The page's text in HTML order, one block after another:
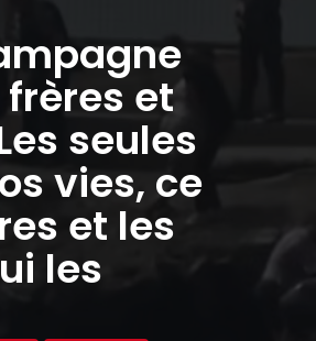
et
seules
vies, ce
et les
les